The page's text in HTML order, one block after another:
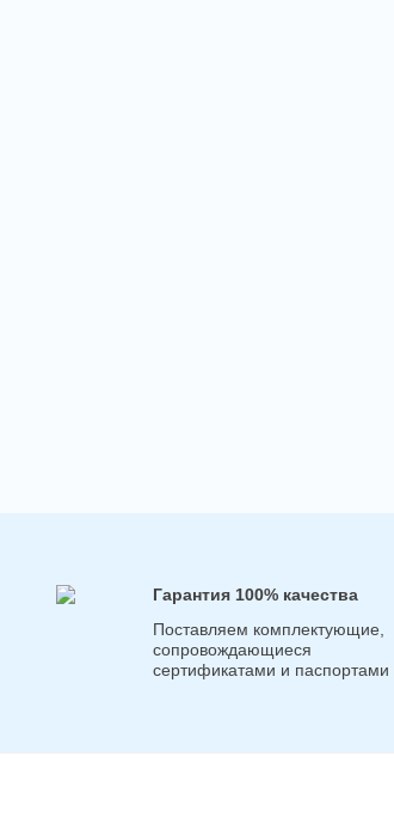
Гарантия 100% качества
Поставляем комплектующие,
сопровождающиеся
сертификатами и паспортами